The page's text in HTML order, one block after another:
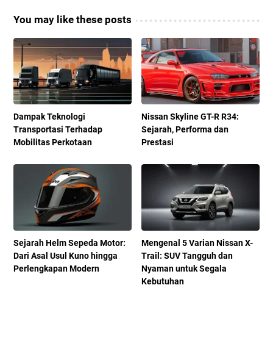
You may like these posts
Dampak Teknologi
Transportasi Terhadap
Mobilitas Perkotaan
Nissan Skyline GT-R R34:
Sejarah, Performa dan
Prestasi
Sejarah Helm Sepeda Motor:
Dari Asal Usul Kuno hingga
Perlengkapan Modern
Mengenal 5 Varian Nissan X-
Trail: SUV Tangguh dan
Nyaman untuk Segala
Kebutuhan